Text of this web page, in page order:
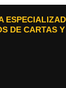
DE CARTAS